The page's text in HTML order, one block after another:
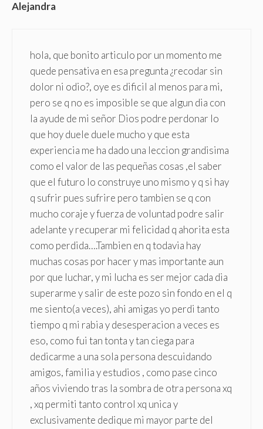
Alejandra
hola, que bonito articulo por un momento me
quede pensativa en esa pregunta ¿recodar sin
dolor ni odio?, oye es dificil al menos para mi,
pero se q no es imposible se que algun dia con
la ayude de mi señor Dios podre perdonar lo
que hoy duele duele mucho y que esta
experiencia me ha dado una leccion grandisima
como el valor de las pequeñas cosas ,el saber
que el futuro lo construye uno mismo y q si hay
q sufrir pues sufrire pero tambien se q con
mucho coraje y fuerza de voluntad podre salir
adelante y recuperar mi felicidad q ahorita esta
como perdida….Tambien en q todavia hay
muchas cosas por hacer y mas importante aun
por que luchar, y mi lucha es ser mejor cada dia
superarme y salir de este pozo sin fondo en el q
me siento(a veces), ahi amigas yo perdi tanto
tiempo q mi rabia y desesperacion a veces es
eso, como fui tan tonta y tan ciega para
dedicarme a una sola persona descuidando
amigos, familia y estudios , como pase cinco
años viviendo tras la sombra de otra persona xq
, xq permiti tanto control xq unica y
exclusivamente dedique mi mayor parte del